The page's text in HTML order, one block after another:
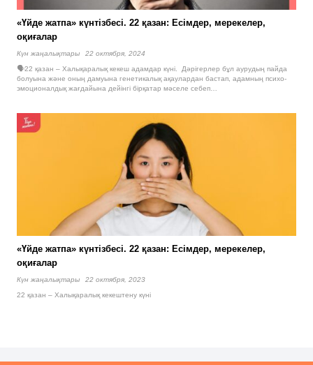
«Үйде жатпа» күнтізбесі. 22 қазан: Есімдер, мерекелер,
оқиғалар
Күн жаңалықтары
22 октября, 2024
🗣22 қазан – Халықаралық кекеш адамдар күні. Дәрігерлер бұл аурудың пайда
болуына және оның дамуына генетикалық ақаулардан бастап, адамның психо-
эмоционалдық жағдайына дейінгі бірқатар мәселе себеп…
«Үйде жатпа» күнтізбесі. 22 қазан: Есімдер, мерекелер,
оқиғалар
Күн жаңалықтары
22 октября, 2023
22 қазан – Халықаралық кекештену күні